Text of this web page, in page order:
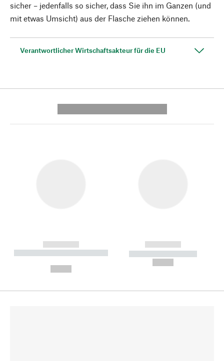
sicher – jedenfalls so sicher, dass Sie ihn im Ganzen (und
mit etwas Umsicht) aus der Flasche ziehen können.
Verantwortlicher Wirtschaftsakteur für die EU
------------
----------- ----------- --------
------------
----------- -----------